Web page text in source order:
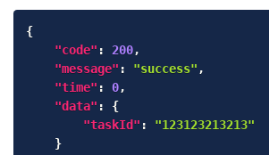
{
"code" : 200,
"message" : "success" ,
"time" : 0,
"data" :
{
"taskId" :
"123123213213"
}